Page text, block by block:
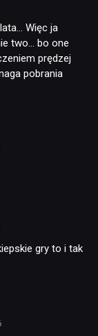
Więc ja
two… bo one
prędzej
pobrania
gry to i tak